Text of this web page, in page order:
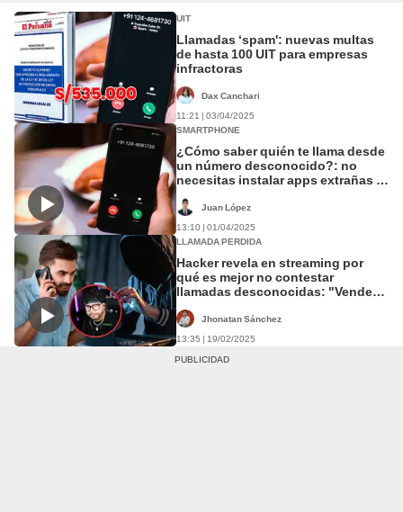
UIT
Llamadas ‘spam': nuevas multas
de hasta 100 UIT para empresas
infractoras
Dax Canchari
11:21 | 03/04/2025
SMARTPHONE
¿Cómo saber quién te llama desde
un número desconocido?: no
necesitas instalar apps extrañas ni
Juan López
13:10 | 01/04/2025
LLAMADA PERDIDA
Hacker revela en streaming por
qué es mejor no contestar
llamadas desconocidas: "Venden
respondieron"
Jhonatan Sánchez
13:35 | 19/02/2025